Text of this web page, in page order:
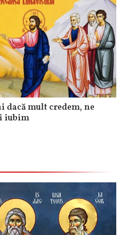
mult credem, ne
iubim